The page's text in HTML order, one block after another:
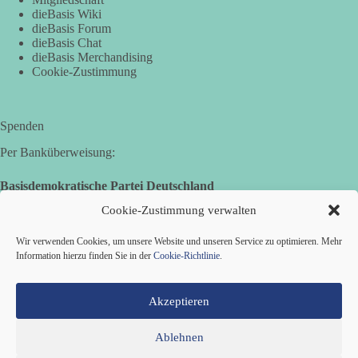
Cookie-Zustimmung verwalten
Wir verwenden Cookies, um unsere Website und unseren Service zu optimieren. Mehr
Information hierzu finden Sie in der Cookie-Richtlinie.
Akzeptieren
Ablehnen
Demonstration mit dem Motto „Russland ist nicht unser
Feind“ statt.
Hier ein Auszug aus der Rede von der
Bundestagsabgeordneten Sevim Dağdelen (BSW).
Revanchismus!“
👉 Hier geht es zum vollständigen Video:
si=2b_C6GgNY9EB-rXw
❤️ Wir freuen uns über deine Unterstützung:
#russandistnichtunserFeind
dieBasis Wiki
dieBasis Forum
dieBasis Chat
dieBasis Merchandising
Cookie-Zustimmung
Spenden
Per Banküberweisung:
Basisdemokratische Partei Deutschland
IBAN: DE16 6539 0120 0434 1370 06
BIC: GENODES1EBI